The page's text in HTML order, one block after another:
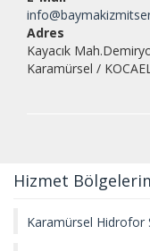
Kalıcı Konutlar
işlerinizde Kocaeli
Adres
Kayacık
Karamürsel /
Hizmet
Karamürsel Hidrofor